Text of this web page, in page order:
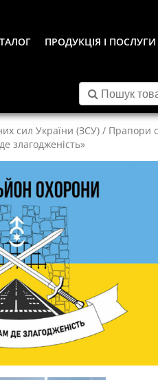
ПРОДУКЦІЯ І ПОСЛУГИ
сил України (ЗСУ) / Прапори
злагодженість»